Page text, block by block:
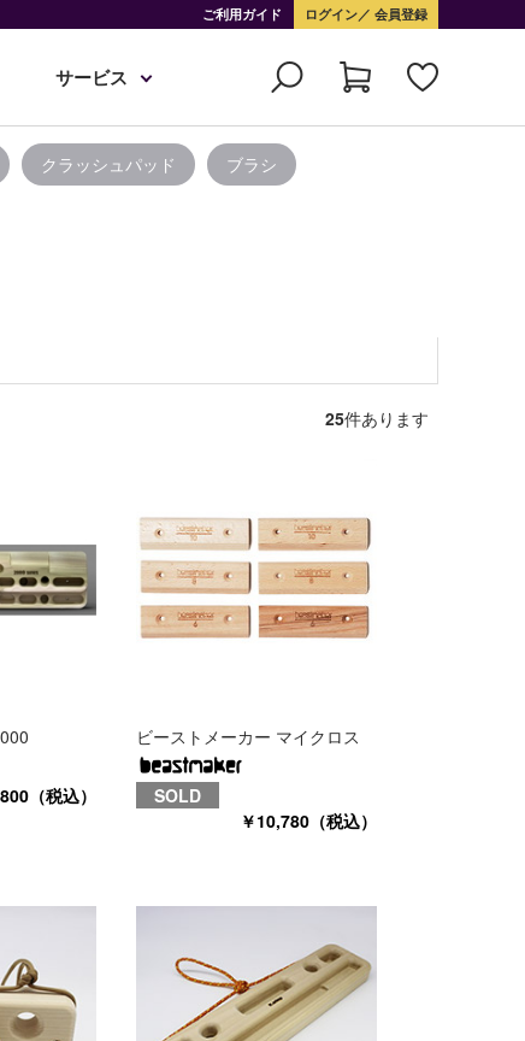
ご利用ガイド ログイン 会員登録
サービス
クラッシュパッド ブラシ
25件あります
（税込）
ビーストメーカー マイクロス
SOLD
￥10,780（税込）